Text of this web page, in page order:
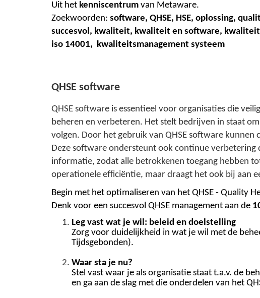
Uit het kenniscentrum van Metaware.
Zoekwoorden: software, QHSE, HSE, oplossing,
succesvol, kwaliteit, kwaliteit en software, k
iso 14001, kwaliteitsmanagement systeem
QHSE software
QHSE software is essentieel voor organisaties die
beheren en verbeteren. Het stelt bedrijven in staat
volgen. Door het gebruik van QHSE software
Deze software ondersteunt ook continue
informatie, zodat alle betrokkenen toegang hebben
operationele efficiëntie, maar draagt het ook bij aan
Begin met het optimaliseren van het QHSE - Quality
Denk voor een succesvol QHSE management aan de
Leg vast wat je wil: beleid en doelstelling
Zorg voor duidelijkheid in wat je wil met de
Tijdsgebonden).
Waar sta je nu?
Stel vast waar je als organisatie staat t.a.v. de
en ga aan de slag met die onderdelen van het